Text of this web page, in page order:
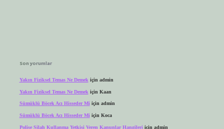
Son yorumlar
Yakın Fiziksel Temas Ne Demek için admin
Yakın Fiziksel Temas Ne Demek için Kaan
Sümüklü Böcek Acı Hisseder Miiçin admin
Sümüklü Böcek Acı Hisseder Mi için Koca
Polise Silah Kullanma Yetkisi Veren Kanunlar Hangileri için admin